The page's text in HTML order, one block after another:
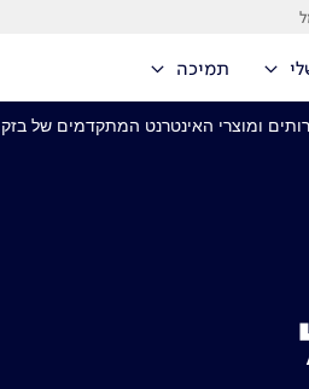
תמיכה
ומוצרי האינטרנט המתקדמים של בזק